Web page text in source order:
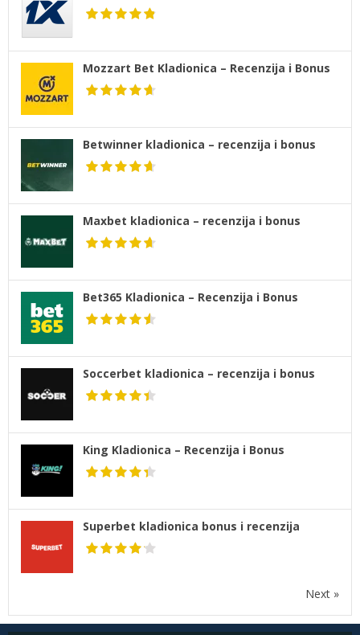
Mozzart Bet Kladionica – Recenzija i Bonus
Betwinner kladionica – recenzija i bonus
Maxbet kladionica – recenzija i bonus
Bet365 Kladionica – Recenzija i Bonus
Soccerbet kladionica – recenzija i bonus
King Kladionica – Recenzija i Bonus
Superbet kladionica bonus i recenzija
Next »